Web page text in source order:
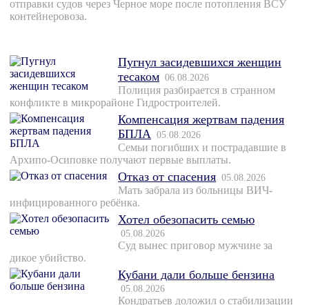
отправки судов через Черное море после потопления ВСУ
контейнеровоза.
Пугнул засидевшихся женщин
тесаком 06.08.2026
Полиция разбирается в странном
конфликте в микрорайоне Гидростроителей.
Компенсация жертвам падения
БПЛА
05.08.2026
Семьи погибших и пострадавшие в
Архипо-Осиповке получают первые выплаты.
Отказ от спасения 05.08.2026
Мать забрала из больницы ВИЧ-
инфицированного ребёнка.
Хотел обезопасить семью
05.08.2026
Суд вынес приговор мужчине за
дикое убийство.
Кубани дали больше бензина
05.08.2026
Кондратьев доложил о стабилизации